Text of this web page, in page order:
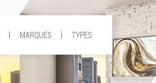
MARQUES TYPES